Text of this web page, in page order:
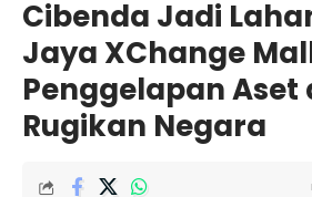
Cibenda Jadi
Jaya XChange
Penggelapan Aset
Rugikan Negara